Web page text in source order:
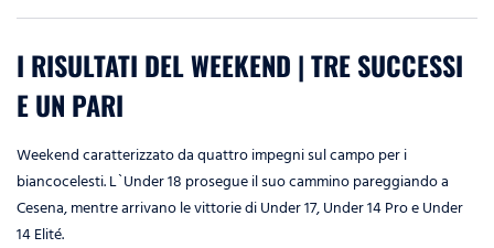
I RISULTATI DEL WEEKEND | TRE SUCCESSI
E UN PARI
Weekend caratterizzato da quattro impegni sul campo per i
biancocelesti. L`Under 18 prosegue il suo cammino pareggiando a
Cesena, mentre arrivano le vittorie di Under 17, Under 14 Pro e Under
14 Elité.